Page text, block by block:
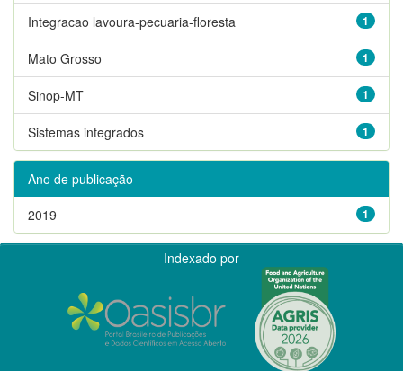
1
Integracao lavoura-pecuaria-floresta
1
Mato Grosso
1
Sinop-MT
1
Sistemas integrados
Ano de publicação
1
2019
Indexado por